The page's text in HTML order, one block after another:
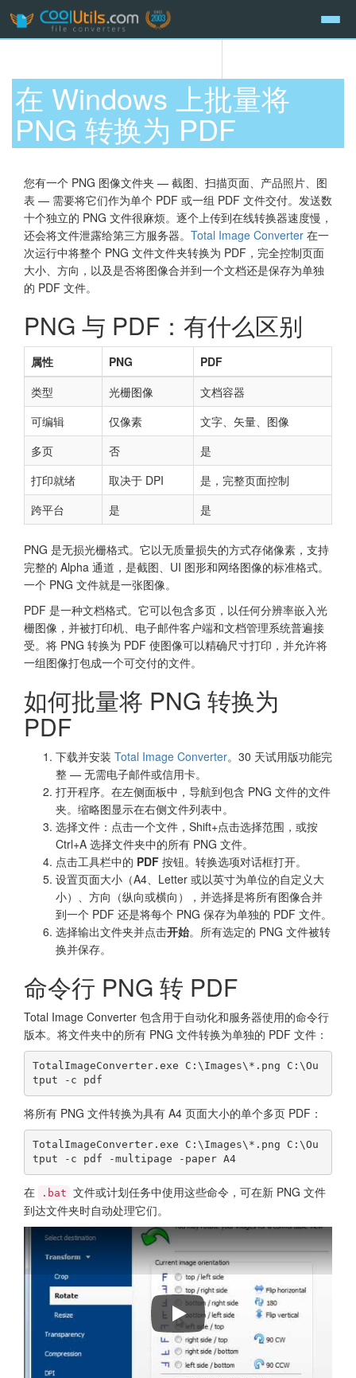
在 Windows 上批量将
PNG 转换为 PDF
您有一个 PNG 图像文件夹 — 截图、扫描页面、产品照片、图
表 — 需要将它们作为单个 PDF 或一组 PDF 文件交付。发送数
十个独立的 PNG 文件很麻烦。逐个上传到在线转换器速度慢，
还会将文件泄露给第三方服务器。 Total Image Converter 在一
次运行中将整个 PNG 文件文件夹转换为 PDF，完全控制页面
大小、方向，以及是否将图像合并到一个文档还是保存为单独
的 PDF 文件。
PNG 与 PDF：有什么区别
属性 PNG
PDF
类型
光栅图像
文档容器
可编辑
仅像素
文字、矢量、图像
多页
否
是
打印就绪
取决于 DPI
是，完整页面控制
跨平台
是 是
PNG 是无损光栅格式。它以无质量损失的方式存储像素，支持
完整的 Alpha 通道，是截图、UI 图形和网络图像的标准格式。
一个 PNG 文件就是一张图像。
PDF 是一种文档格式。它可以包含多页，以任何分辨率嵌入光
栅图像，并被打印机、电子邮件客户端和文档管理系统普遍接
受。将 PNG 转换为 PDF 使图像可以精确尺寸打印，并允许将
一组图像打包成一个可交付的文件。
如何批量将 PNG 转换为
PDF
下载并安装 Total Image Converter。30 天试用版功能完
整 — 无需电子邮件或信用卡。
打开程序。在左侧面板中，导航到包含 PNG 文件的文件
夹。缩略图显示在右侧文件列表中。
选择文件：点击一个文件，Shift+点击选择范围，或按
Ctrl+A 选择文件夹中的所有 PNG 文件。
点击工具栏中的 PDF 按钮。转换选项对话框打开。
设置页面大小（A4、Letter 或以英寸为单位的自定义大
小）、方向（纵向或横向），并选择是将所有图像合并
到一个 PDF 还是将每个 PNG 保存为单独的 PDF 文件。
选择输出文件夹并点击开始。所有选定的 PNG 文件被转
换并保存。
命令行 PNG 转 PDF
Total Image Converter 包含用于自动化和服务器使用的命令行
版本。将文件夹中的所有 PNG 文件转换为单独的 PDF 文件：
TotalImageConverter.exe C:\Images\*.png C:\Ou
tput -c pdf
将所有 PNG 文件转换为具有 A4 页面大小的单个多页 PDF：
TotalImageConverter.exe C:\Images\*.png C:\Ou
tput -c pdf -multipage -paper A4
在 .bat 文件或计划任务中使用这些命令，可在新 PNG 文件
到达文件夹时自动处理它们。
How to convert PNG images to